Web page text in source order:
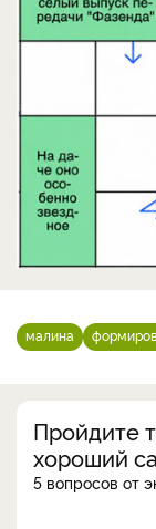
малина
Пройдите
хороший
5 вопросов от